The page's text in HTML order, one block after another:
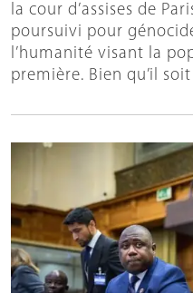
la cour d’assises de
poursuivi pour
l’humanité visant la
première. Bien qu’il